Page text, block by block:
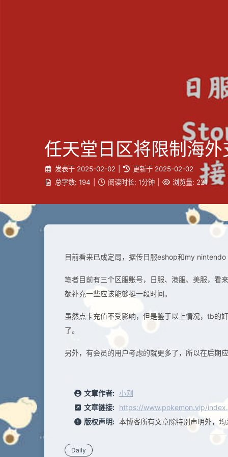
任天堂日区将限制海
发表于 2025-02-02 更新于 2025-02-02
总字数: 194 阅读时长: 1分钟 浏览量: 221
目前看来已成定局，据传日服eshop和my
笔者目前有三个区服账号，日服、港服、美服，看
额补充一些应该能够挺一段时间。
虽然点卡充值不受影响，但是鉴于以上情况，tb的
了。
另外，有会员的用户考虑的就更多了，所以在后期
文章作者: 小刚
文章链接: https://www.pokemon.vip/
版权声明: 本博客所有文章除特别声明外，
Daily